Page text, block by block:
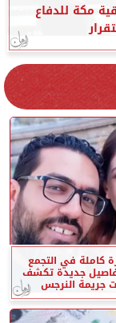
مكة للدفاع
كاملة في التجمع
جديدة تكشف
جريمة النرجس